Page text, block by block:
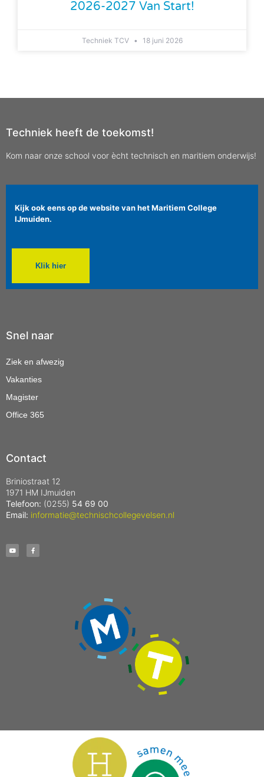
2026-2027 Van Start!
Techniek TCV 18 juni 2026
Techniek heeft de toekomst!
Kom naar onze school voor ècht technisch en maritiem onderwijs!
Kijk ook eens op de website van het Maritiem College
IJmuiden.
Klik hier
Snel naar
Ziek en afwezig
Vakanties
Magister
Office 365
Contact
Briniostraat 12
1971 HM IJmuiden
Telefoon: (0255) 54 69 00
Email: informatie@technischcollegevelsen.nl